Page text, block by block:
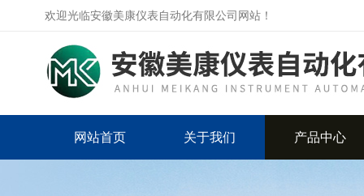
欢迎光临安徽美康仪表自动化有限公司网站！
网站首页 关于我们 产品中心